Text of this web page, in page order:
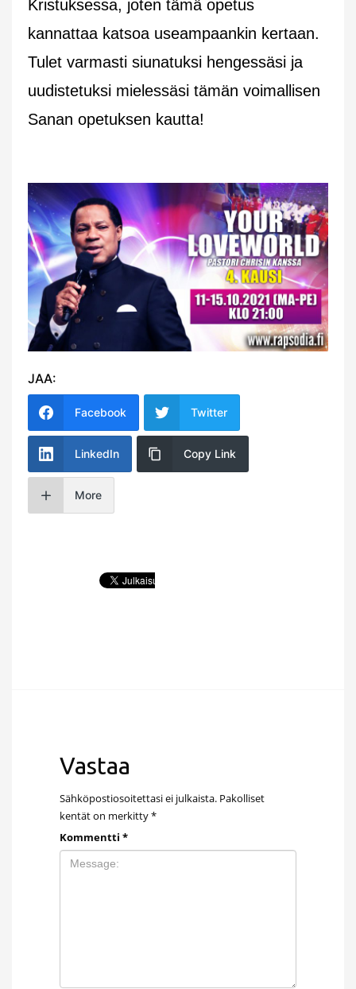
Kristuksessa, joten tämä opetus
kannattaa katsoa useampaankin kertaan.
Tulet varmasti siunatuksi hengessäsi ja
uudistetuksi mielessäsi tämän voimallisen
Sanan opetuksen kautta!
JAA:
Facebook Twitter
LinkedIn Copy Link
More
Vastaa
Sähköpostiosoitettasi ei julkaista. Pakolliset
kentät on merkitty*
Kommentti *